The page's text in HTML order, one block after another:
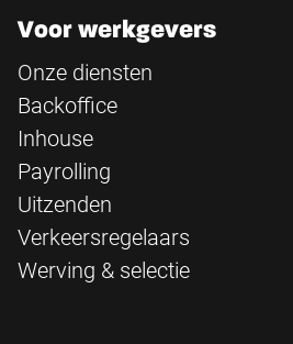
Voor werkgevers
Onze diensten
Backoffice
Inhouse
Payrolling
Uitzenden
Verkeersregelaars
Werving & selectie